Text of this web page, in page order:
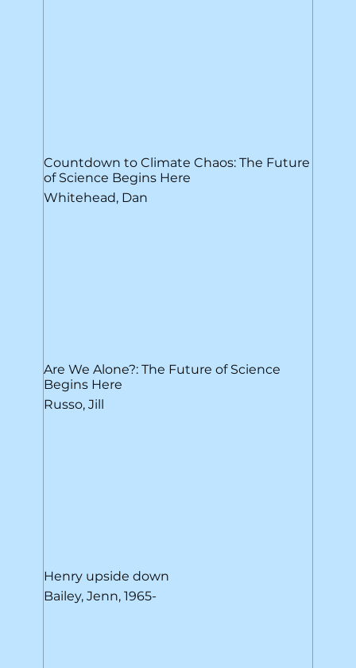
Whitehead, Dan
Countdown to Climate Chaos: The Future
of Science Begins Here
Russo, Jill
Are We Alone?: The Future of Science
Begins Here
Bailey, Jenn, 1965-
Henry upside down